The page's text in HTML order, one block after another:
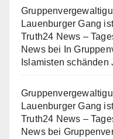
Lauenburger Gang
Truth24 News –
Newsbei
In
Islamisten schänden
Lauenburger Gang
Truth24 News –
Newsbei